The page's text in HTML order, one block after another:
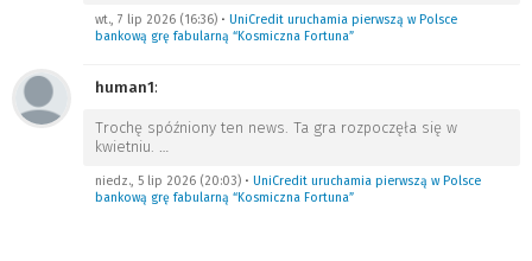
wt., 7 lip 2026 (16:36) • UniCredit uruchamia pierwszą w Polsce
bankową grę fabularną “Kosmiczna Fortuna”
human1:
Trochę spóźniony ten news. Ta gra rozpoczęła się w
kwietniu. …
niedz., 5 lip 2026 (20:03) • UniCredit uruchamia pierwszą w Polsce
bankową grę fabularną “Kosmiczna Fortuna”